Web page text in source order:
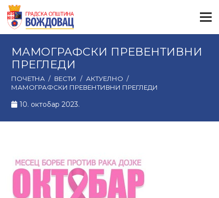
МАМОГРАФСКИ ПРЕВЕНТИВНИ
ПРЕГЛЕДИ
ПОЧЕТНА / ВЕСТИ / АКТУЕЛНО /
МАМОГРАФСКИ ПРЕВЕНТИВНИ ПРЕГЛЕДИ
10. октобар 2023.